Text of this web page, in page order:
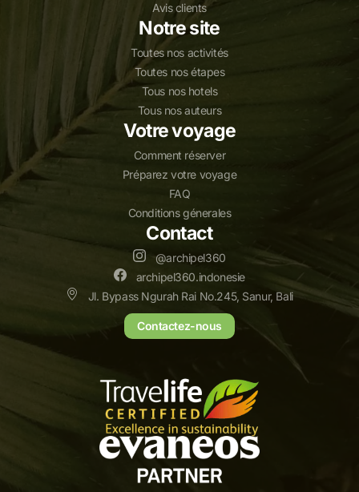
Avis clients
Notre site
Toutes nos activités
Toutes nos étapes
Tous nos hotels
Tous nos auteurs
Votre voyage
Comment réserver
Préparez votre voyage
FAQ
Conditions génerales
Contact
@archipel360
archipel360.indonesie
Jl. Bypass Ngurah Rai No.245, Sanur, Bali
Contactez-nous